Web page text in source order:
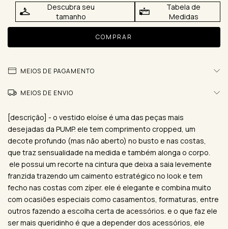
Descubra seu
tamanho
Tabela de
Medidas
MEIOS DE PAGAMENTO
MEIOS DE ENVIO
[descrição] - o vestido eloíse é uma das peças mais
desejadas da PUMP. ele tem comprimento cropped, um
decote profundo (mas não aberto) no busto e nas costas,
que traz sensualidade na medida e também alonga o corpo.
ele possui um recorte na cintura que deixa a saia levemente
franzida trazendo um caimento estratégico no look e tem
fecho nas costas com zíper. ele é elegante e combina muito
com ocasiões especiais como casamentos, formaturas, entre
outros fazendo a escolha certa de acessórios. e o que faz ele
ser mais queridinho é que a depender dos acessórios, ele